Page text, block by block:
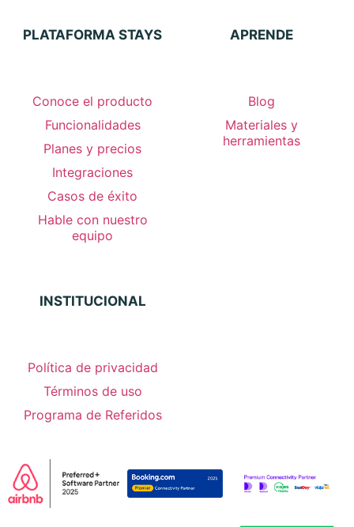
PLATAFORMA STAYS
Conoce el producto
Funcionalidades
Planes y precios
Integraciones
Casos de éxito
Hable con nuestro
equipo
APRENDE
Blog
Materiales y
herramientas
INSTITUCIONAL
Política de privacidad
Términos de uso
Programa de Referidos